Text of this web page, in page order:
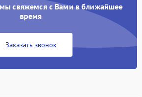
мы свяжемся с Вами в ближайшее
время
Заказать звонок